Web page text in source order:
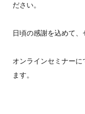
ださい。
日頃の感謝を込めて、
オンラインセミナー
ます。